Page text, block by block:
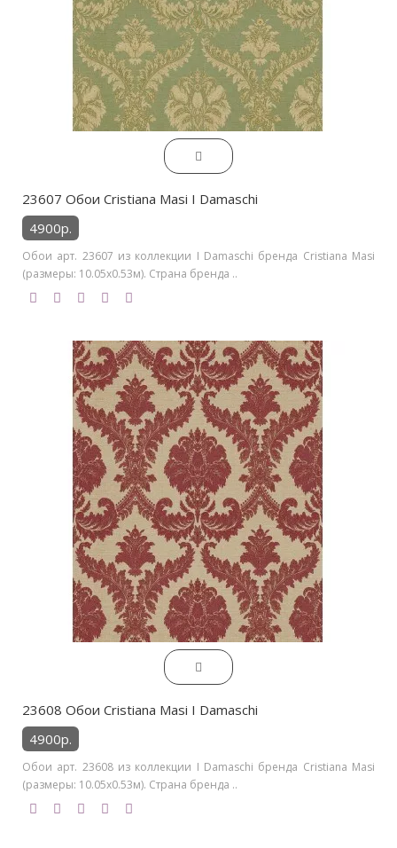
23607 Обои Cristiana Masi I Damaschi
4900р.
Обои арт. 23607 из коллекции I Damaschi бренда Cristiana Masi
(размеры: 10.05х0.53м). Страна бренда ..
23608 Обои Cristiana Masi I Damaschi
4900р.
Обои арт. 23608 из коллекции I Damaschi бренда Cristiana Masi
(размеры: 10.05х0.53м). Страна бренда ..